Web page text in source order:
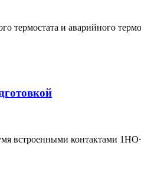
термостата и аварийного
контактами